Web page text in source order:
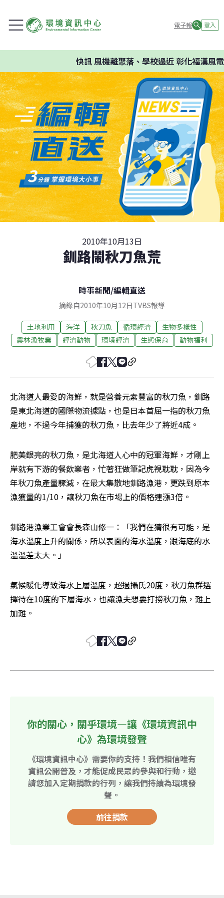
電子報 登入
快訊風機離聚落、學校過近 彰化福漢風電
2010年10月13日
釧路鬧秋刀魚荒
時事新聞/編輯直送
摘錄自2010年10月12日TVBS報導
土地利用 海洋 秋刀魚 循環經濟
生物多樣性
農林漁牧業
經濟動物 環境經濟 生態保育 動物福利
北海道人最愛的海鮮，就是營養元素豐富的秋刀魚，釧路
是東北海道的國際物流據點，也是日本首屈一指的秋刀魚
產地，不過今年捕獲的秋刀魚，比去年少了將近4成。
肥美銀亮的秋刀魚，是北海道人心中的冠軍海鮮，才剛上
岸就有下游的餐飲業者，忙著狂做筆記虎視耽耽，因為今
年秋刀魚產量驟減，在最大集散地釧路漁港，更跌到原本
漁獲量的1/10，讓秋刀魚在市場上的價格連漲3倍。
釧路港漁業工會會長森山修一：「我們在猜很有可能，是
海水溫度上升的關係，所以表面的海水溫度，跟海底的水
溫溫差太大。」
氣候暖化導致海水上層溫度，超過攝氏20度，秋刀魚群選
擇待在10度的下層海水，也讓漁夫想要打撈秋刀魚，難上
加難。
你的關心，關乎環境—讓《環境資訊中
心》為環境發聲
《環境資訊中心》需要你的支持！我們相信唯有
資訊公開普及，才能促成民眾的參與和行動，邀
請您加入定期捐款的行列，讓我們持續為環境發
聲。
前往捐款